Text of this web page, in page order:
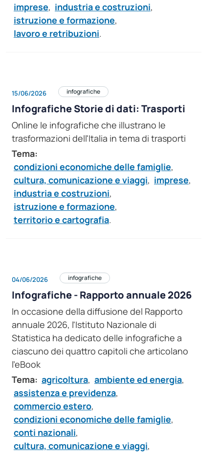
imprese, industria e costruzioni,
istruzione e formazione,
lavoro e retribuzioni.
15/06/2026 infografiche
Infografiche Storie di dati: Trasporti
Online le infografiche che illustrano le
trasformazioni dell'Italia in tema di trasporti
Tema:
condizioni economiche delle famiglie,
cultura, comunicazione e viaggi, imprese,
industria e costruzioni,
istruzione e formazione,
territorio e cartografia.
04/06/2026 infografiche
Infografiche - Rapporto annuale 2026
In occasione della diffusione del Rapporto
annuale 2026, l'Istituto Nazionale di
Statistica ha dedicato delle infografiche a
ciascuno dei quattro capitoli che articolano
l’eBook
Tema: agricoltura, ambiente ed energia,
assistenza e previdenza,
commercio estero,
condizioni economiche delle famiglie,
conti nazionali,
cultura, comunicazione e viaggi,